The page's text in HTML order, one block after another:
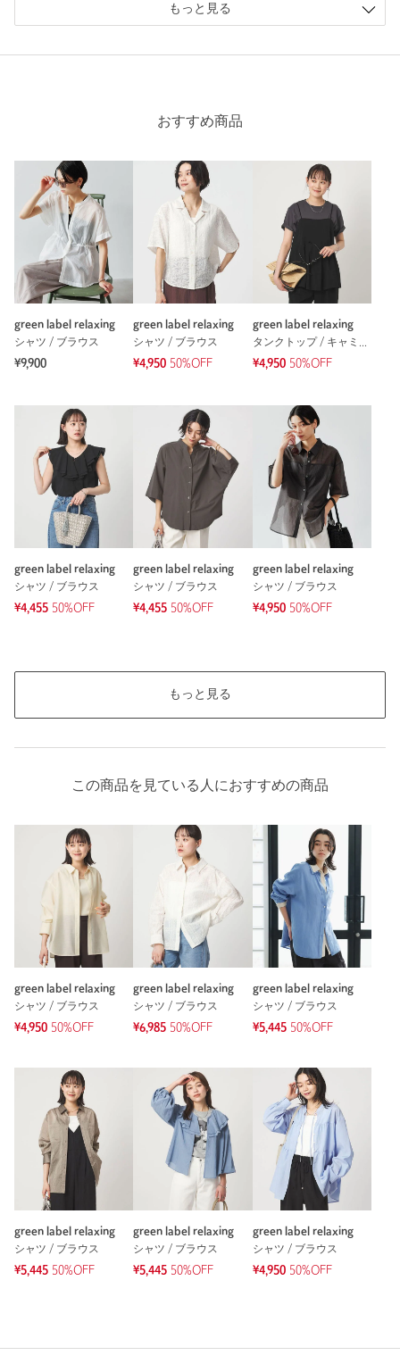
ちょうどよい
3人が参考になったと回答
参考になった
能を保証するものではありません。
もっと見る
おすすめ商品
green label relaxing
シャツ / ブラウス
¥9,900
green label relaxing
シャツ / ブラウス
¥4,950 50%OFF
green label relaxing
タンクトップ / キャミソール
¥4,950 50%OFF
green label relaxing
シャツ / ブラウス
¥4,455 50%OFF
green label relaxing
シャツ / ブラウス
¥4,455 50%OFF
green label relaxing
シャツ / ブラウス
¥4,950 50%OFF
もっと見る
この商品を見ている人におすすめの商品
green label relaxing
シャツ / ブラウス
¥4,950 50%OFF
green label relaxing
シャツ / ブラウス
¥6,985 50%OFF
green label relaxing
シャツ / ブラウス
¥5,445 50%OFF
green label relaxing
シャツ / ブラウス
¥5,445 50%OFF
green label relaxing
シャツ / ブラウス
¥5,445 50%OFF
green label relaxing
シャツ / ブラウス
¥4,950 50%OFF